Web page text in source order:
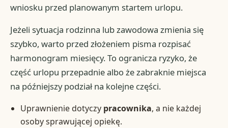
wniosku przed planowanym startem urlopu.
Jeżeli sytuacja rodzinna lub zawodowa zmienia się
szybko, warto przed złożeniem pisma rozpisać
harmonogram miesięcy. To ogranicza ryzyko, że
część urlopu przepadnie albo że zabraknie miejsca
na późniejszy podział na kolejne części.
Uprawnienie dotyczy pracownika, a nie każdej
osoby sprawującej opiekę.